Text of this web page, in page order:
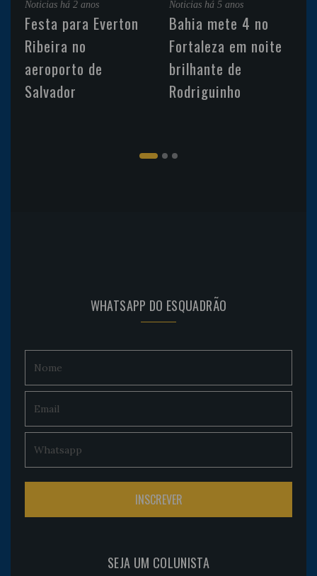
Noticias há 2 anos
Festa para Everton
Ribeira no
aeroporto de
Salvador
Noticias há 5 anos
Bahia mete 4 no
Fortaleza em noite
brilhante de
Rodriguinho
WHATSAPP DO ESQUADRÃO
SEJA UM COLUNISTA